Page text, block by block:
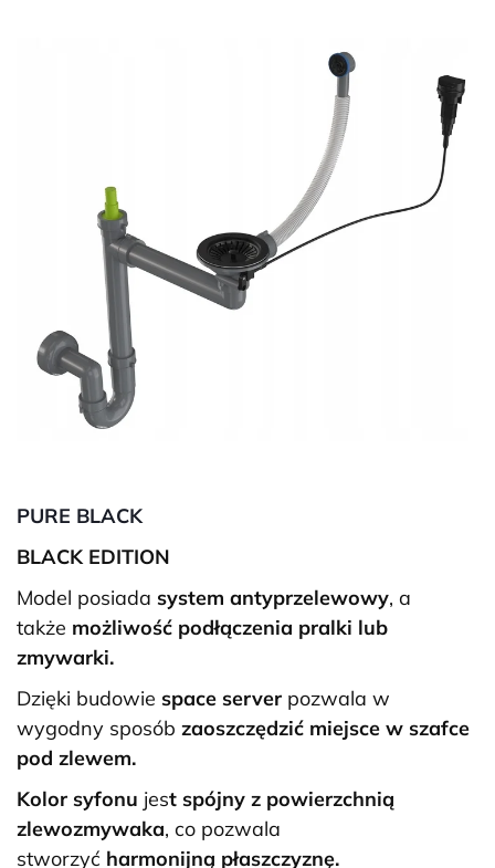
PURE BLACK
BLACK EDITION
Model posiada system antyprzelewowy, a
także możliwość podłączenia pralki lub
zmywarki.
Dzięki budowie space server pozwala w
wygodny sposób zaoszczędzić miejsce w szafce
pod zlewem.
Kolor syfonu jest spójny z powierzchnią
zlewozmywaka, co pozwala
stworzyć harmonijną płaszczyznę.